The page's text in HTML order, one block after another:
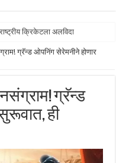
क्रिकेटला अलविदा
ग्रॅन्ड ओपनिंग सेरेमनीने होणार
ग्रॅन्ड
ही